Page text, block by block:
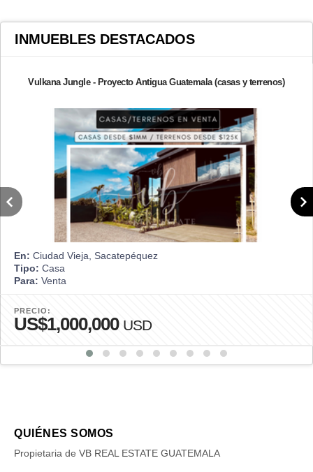
INMUEBLES DESTACADOS
Vulkana Jungle - Proyecto Antigua Guatemala (casas y terrenos)
En: Ciudad Vieja, Sacatepéquez
Tipo: Casa
Para: Venta
PRECIO:
US$1,000,000 USD
QUIÉNES SOMOS
Propietaria de VB REAL ESTATE GUATEMALA